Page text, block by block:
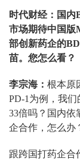
时代财经：国内
市场期待中国版
部创新药企的
苗。您怎么看？
李宗海： 根本原
PD-1为例，我
33倍吗？国内依
企合作，怎么办
跟跨国打药企合